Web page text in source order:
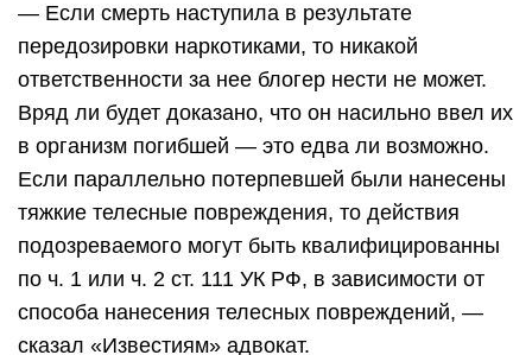
— Если смерть наступила в результате
передозировки наркотиками, то никакой
ответственности за нее блогер нести не может.
Вряд ли будет доказано, что он насильно ввел их
в организм погибшей — это едва ли возможно.
Если параллельно потерпевшей были нанесены
тяжкие телесные повреждения, то действия
подозреваемого могут быть квалифицированны
по ч. 1 или ч. 2 ст. 111 УК РФ, в зависимости от
способа нанесения телесных повреждений, —
сказал «Известиям» адвокат.